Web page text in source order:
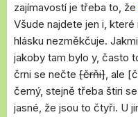
zajímavostí je třeba to, že
Všude najdete jen i,
hlásku nezměkčuje.
jakoby tam bylo y, často
črni se nečte [črňi], ale
černý, stejně třeba štiri
jasné, že jsou to čtyři. U